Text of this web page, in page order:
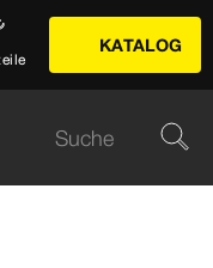
KATALOG